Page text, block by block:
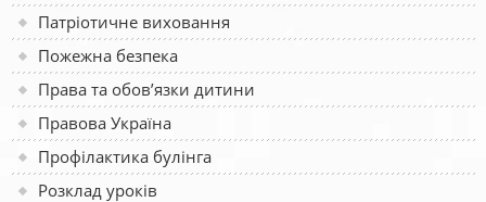
Патріотичне виховання
Пожежна безпека
Права та обов’язки дитини
Правова Україна
Профілактика булінга
Розклад уроків